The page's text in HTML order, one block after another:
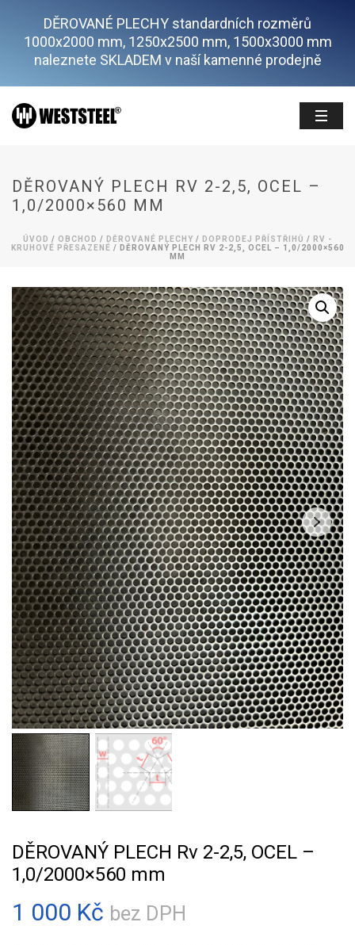
DĚROVANÉ PLECHY standardních rozměrů
1000x2000 mm, 1250x2500 mm, 1500x3000 mm
naleznete SKLADEM v naší kamenné prodejně
DĚROVANÝ PLECH RV 2-2,5, OCEL –
1,0/2000×560 MM
ÚVOD / OBCHOD / DĚROVANÉ PLECHY / DOPRODEJ PŘÍSTŘIHŮ / RV -
KRUHOVÉ PŘESAZENÉ / DĚROVANÝ PLECH RV 2-2,5, OCEL – 1,0/2000×560
MM
DĚROVANÝ PLECH Rv 2-2,5, OCEL –
1,0/2000×560 mm
1 000 Kč bez DPH